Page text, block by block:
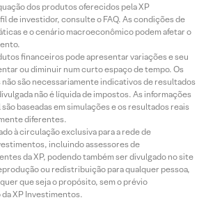
dos produtos oferecidos pela XP
de investidor, consulte o FAQ. As condições de
e o cenário macroeconômico podem afetar o
financeiros pode apresentar variações e seu
ou diminuir num curto espaço de tempo. Os
são necessariamente indicativos de resultados
não é líquida de impostos. As informações
baseadas em simulações e os resultados reais
diferentes.
à circulação exclusiva para a rede de
incluindo assessores de
da XP, podendo também ser divulgado no site
ou redistribuição para qualquer pessoa,
que seja o propósito, sem o prévio
XP Investimentos.